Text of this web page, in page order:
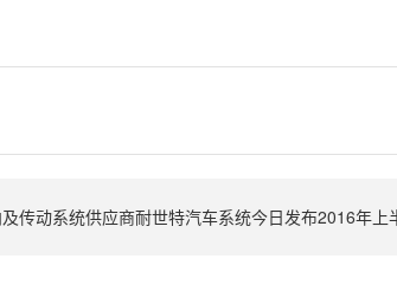
传动系统供应商耐世特汽车系统今日发布2016年上